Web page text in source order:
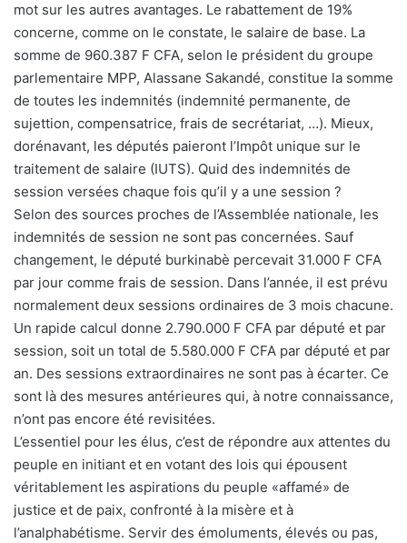
mot sur les autres avantages. Le rabattement de 19%
concerne, comme on le constate, le salaire de base. La
somme de 960.387 F CFA, selon le président du groupe
parlementaire MPP, Alassane Sakandé, constitue la somme
de toutes les indemnités (indemnité permanente, de
sujettion, compensatrice, frais de secrétariat, …). Mieux,
dorénavant, les députés paieront l’Impôt unique sur le
traitement de salaire (IUTS). Quid des indemnités de
session versées chaque fois qu’il y a une session ?
Selon des sources proches de l’Assemblée nationale, les
indemnités de session ne sont pas concernées. Sauf
changement, le député burkinabè percevait 31.000 F CFA
par jour comme frais de session. Dans l’année, il est prévu
normalement deux sessions ordinaires de 3 mois chacune.
Un rapide calcul donne 2.790.000 F CFA par député et par
session, soit un total de 5.580.000 F CFA par député et par
an. Des sessions extraordinaires ne sont pas à écarter. Ce
sont là des mesures antérieures qui, à notre connaissance,
n’ont pas encore été revisitées.
L’essentiel pour les élus, c’est de répondre aux attentes du
peuple en initiant et en votant des lois qui épousent
véritablement les aspirations du peuple «affamé» de
justice et de paix, confronté à la misère et à
l’analphabétisme. Servir des émoluments, élevés ou pas,